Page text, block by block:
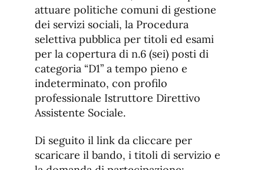
attuare politiche comuni di gestione
dei servizi sociali, la Procedura
selettiva pubblica per titoli ed esami
per la copertura di n.6 (sei) posti di
categoria “D1” a tempo pieno e
indeterminato, con profilo
professionale Istruttore Direttivo
Assistente Sociale.
Di seguito il link da cliccare per
scaricare il bando, i titoli di servizio e